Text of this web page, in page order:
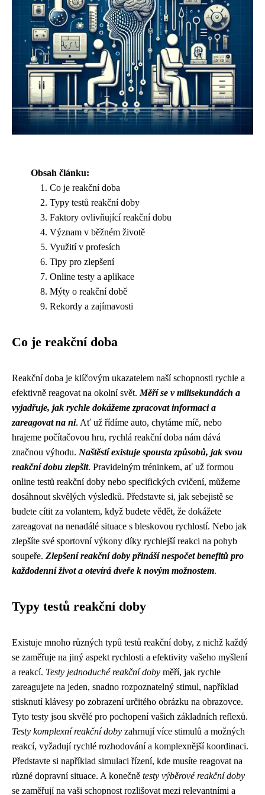
Obsah článku:
Co je reakční doba
Typy testů reakční doby
Faktory ovlivňující reakční dobu
Význam v běžném životě
Využití v profesích
Tipy pro zlepšení
Online testy a aplikace
Mýty o reakční době
Rekordy a zajímavosti
Co je reakční doba
Reakční doba je klíčovým ukazatelem naší schopnosti rychle a
efektivně reagovat na okolní svět. Měří se v milisekundách a
vyjadřuje, jak rychle dokážeme zpracovat informaci a
zareagovat na ni. Ať už řídíme auto, chytáme míč, nebo
hrajeme počítačovou hru, rychlá reakční doba nám dává
značnou výhodu. Naštěstí existuje spousta způsobů, jak svou
reakční dobu zlepšit. Pravidelným tréninkem, ať už formou
online testů reakční doby nebo specifických cvičení, můžeme
dosáhnout skvělých výsledků. Představte si, jak sebejistě se
budete cítit za volantem, když budete vědět, že dokážete
zareagovat na nenadálé situace s bleskovou rychlostí. Nebo jak
zlepšíte své sportovní výkony díky rychlejší reakci na pohyb
soupeře. Zlepšení reakční doby přináší nespočet benefitů pro
každodenní život a otevírá dveře k novým možnostem.
Typy testů reakční doby
Existuje mnoho různých typů testů reakční doby, z nichž každý
se zaměřuje na jiný aspekt rychlosti a efektivity vašeho myšlení
a reakcí. Testy jednoduché reakční doby měří, jak rychle
zareagujete na jeden, snadno rozpoznatelný stimul, například
stisknutí klávesy po zobrazení určitého obrázku na obrazovce.
Tyto testy jsou skvělé pro pochopení vašich základních reflexů.
Testy komplexní reakční doby zahrnují více stimulů a možných
reakcí, vyžadují rychlé rozhodování a komplexnější koordinaci.
Představte si například simulaci řízení, kde musíte reagovat na
různé dopravní situace. A konečně testy výběrové reakční doby
se zaměřují na vaši schopnost rozlišovat mezi relevantními a